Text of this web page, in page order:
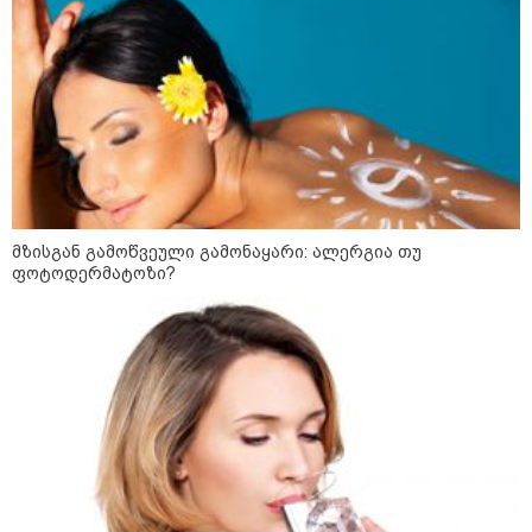
მზისგან გამოწვეული გამონაყარი: ალერგია თუ
ფოტოდერმატოზი?